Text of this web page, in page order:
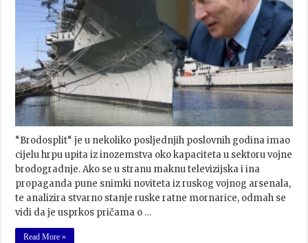
“Brodosplit“ je u nekoliko posljednjih poslovnih godina imao
cijelu hrpu upita iz inozemstva oko kapaciteta u sektoru vojne
brodogradnje. Ako se u stranu maknu televizijska i ina
propaganda pune snimki noviteta iz ruskog vojnog arsenala,
te analizira stvarno stanje ruske ratne mornarice, odmah se
vidi da je usprkos pričama o …
Read More »